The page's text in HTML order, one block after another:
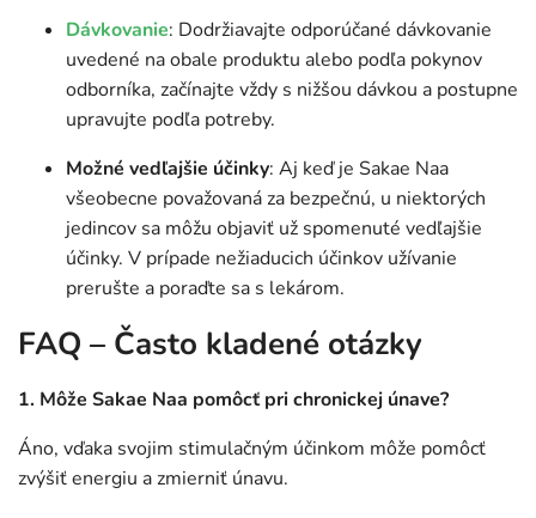
Dávkovanie: Dodržiavajte odporúčané dávkovanie
uvedené na obale produktu alebo podľa pokynov
odborníka, začínajte vždy s nižšou dávkou a postupne
upravujte podľa potreby.
Možné vedľajšie účinky: Aj keď je Sakae Naa
všeobecne považovaná za bezpečnú, u niektorých
jedincov sa môžu objaviť už spomenuté vedľajšie
účinky. V prípade nežiaducich účinkov užívanie
prerušte a poraďte sa s lekárom.
FAQ – Často kladené otázky
1. Môže Sakae Naa pomôcť pri chronickej únave?
Áno, vďaka svojim stimulačným účinkom môže pomôcť
zvýšiť energiu a zmierniť únavu.